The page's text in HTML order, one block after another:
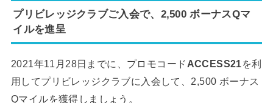
プリビレッジクラブご入会で、2,500 ボーナスQマ
イルを進呈
2021年11月28日までに、プロモコード ACCESS21を利
用してプリビレッジクラブに入会して、2,500 ボーナス
Qマイルを獲得しましょう。